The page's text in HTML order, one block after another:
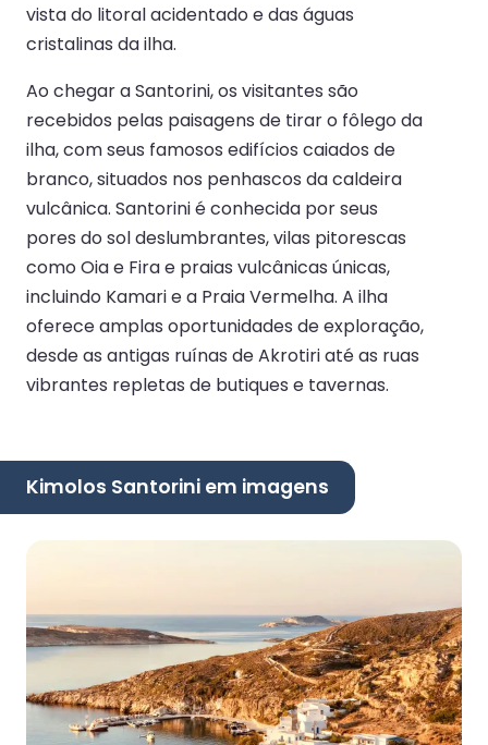
vista do litoral acidentado e das águas
cristalinas da ilha.
Ao chegar a Santorini, os visitantes são
recebidos pelas paisagens de tirar o fôlego da
ilha, com seus famosos edifícios caiados de
branco, situados nos penhascos da caldeira
vulcânica. Santorini é conhecida por seus
pores do sol deslumbrantes, vilas pitorescas
como Oia e Fira e praias vulcânicas únicas,
incluindo Kamari e a Praia Vermelha. A ilha
oferece amplas oportunidades de exploração,
desde as antigas ruínas de Akrotiri até as ruas
vibrantes repletas de butiques e tavernas.
Kimolos Santorini em imagens